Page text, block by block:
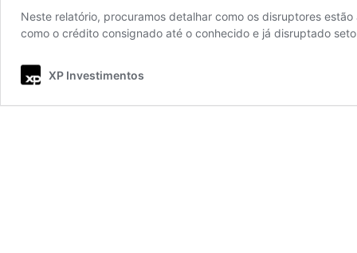
Neste relatório, procuramos detalhar como os disruptores
como o crédito consignado até o conhecido e já disruptado
XP Investimentos